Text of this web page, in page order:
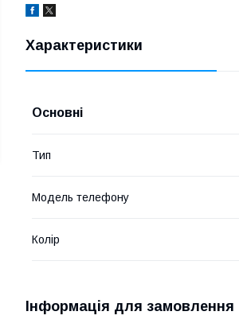
Характеристики
Основні
Тип
Модель телефону
Колір
Інформація для замовлення